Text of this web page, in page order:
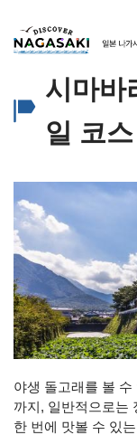
시마바
일 코스
야생 돌고래를 볼
까지, 일반적으로는
한 번에 맛볼 수 있